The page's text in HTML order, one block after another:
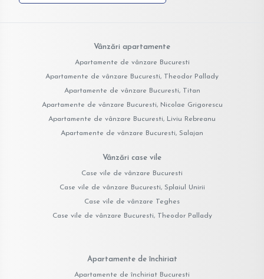
Vânzări apartamente
Apartamente de vânzare Bucuresti
Apartamente de vânzare Bucuresti, Theodor Pallady
Apartamente de vânzare Bucuresti, Titan
Apartamente de vânzare Bucuresti, Nicolae Grigorescu
Apartamente de vânzare Bucuresti, Liviu Rebreanu
Apartamente de vânzare Bucuresti, Salajan
Vânzări case vile
Case vile de vânzare Bucuresti
Case vile de vânzare Bucuresti, Splaiul Unirii
Case vile de vânzare Teghes
Case vile de vânzare Bucuresti, Theodor Pallady
Apartamente de închiriat
Apartamente de închiriat Bucuresti